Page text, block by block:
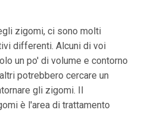
zigomi, ci sono molti
differenti. Alcuni di voi
un po' di volume e contorno
potrebbero cercare un
gli zigomi. Il
è l'area di trattamento